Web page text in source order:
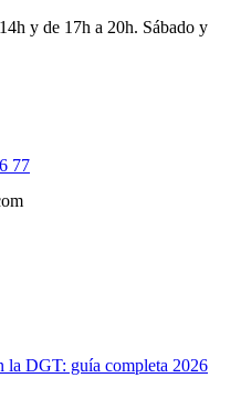
y de 17h a 20h. Sábado y
77
la DGT: guía completa 2026